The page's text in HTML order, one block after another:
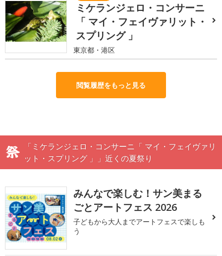
ミケランジェロ・コンサーニ
「 マイ・フェイヴァリット・
スプリング 」
東京都・港区
閲覧履歴をもっと見る
「ミケランジェロ・コンサーニ「 マイ・フェイヴァリ
ット・スプリング 」」近くの夏祭り
みんなで楽しむ！サン美まる
ごとアートフェス 2026
子どもから大人までアートフェスで楽しも
う